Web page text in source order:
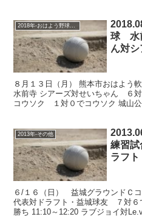
2018年-おはよう野球大会
球 水
ん対
８月１３日（月） 熊本市おはよう
水前寺 シアーズ対せいちゃん ６
コウソク １対０でコウソク 城山
2013年-その他
練習
ラフ
６/１６（日） 益城グラウンドＣ
代表対ドラフト・益城球友 ７対６
勝ち 11:10～12:20 ラブジョイ対